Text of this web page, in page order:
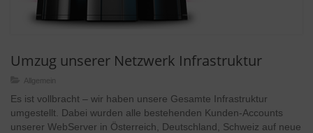
Umzug unserer Netzwerk Infrastruktur
Allgemein
Es ist vollbracht – wir haben unsere Gesamte Infrastruktur
umgestellt. Dabei wurden alle bestehenden Kunden-Accounts
unserer WebServer in Österreich, Deutschland, Schweiz auf neue